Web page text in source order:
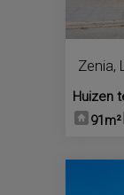
Zenia,
Huizen
91m²